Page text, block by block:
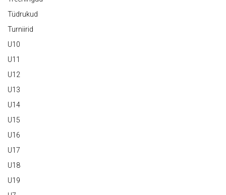
Tüdrukud
Turniirid
U10
U11
U12
U13
U14
U15
U16
U17
U18
U19